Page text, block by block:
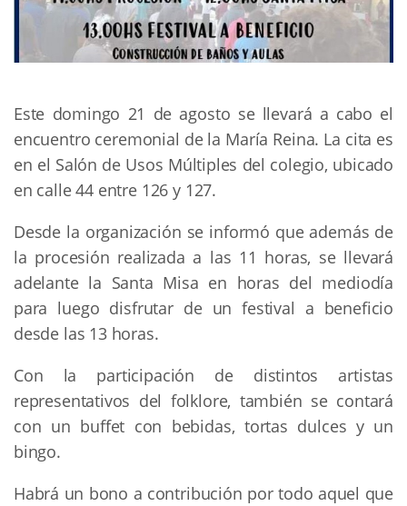
Este domingo 21 de agosto se llevará a cabo el
encuentro ceremonial de la María Reina. La cita es
en el Salón de Usos Múltiples del colegio, ubicado
en calle 44 entre 126 y 127.
Desde la organización se informó que además de
la procesión realizada a las 11 horas, se llevará
adelante la Santa Misa en horas del mediodía
para luego disfrutar de un festival a beneficio
desde las 13 horas.
Con la participación de distintos artistas
representativos del folklore, también se contará
con un buffet con bebidas, tortas dulces y un
bingo.
Habrá un bono a contribución por todo aquel que